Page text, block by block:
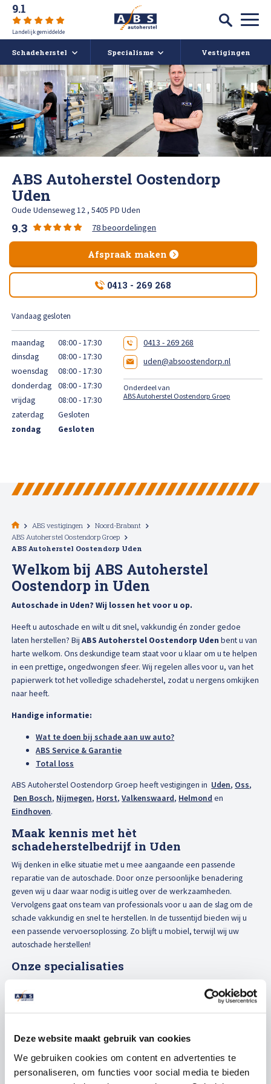
Deze website maakt gebruik van cookies
We gebruiken cookies om content en advertenties te
personaliseren, om functies voor social media te bieden
9.1
Landelijk gemiddelde
Schadeherstel Specialisme Vestigingen
Autoschade
Caravan- en camperreparatie
Ruitschade
Alle soorten Schadeherstel
Auto spuiten bij schade
Auto uitdeuken zonder spuiten
Autoruit reparatie
Bumper herstellen
Koplampen polijsten en afstellen
Krassen verwijderen
High Tech Schadeherstel
Lakschade herstellen
Spotrepair
Steenslag herstellen
Velgen herstellen
Afspraak maken
Over ABS
ABS Actueel
Vacatures
Deukendag
Bel ons op: 0900 - 6611111
ABS Autoherstel Oostendorp
Uden
Oude Udenseweg 12 , 5405 PD Uden
9.3 78 beoordelingen
Afspraak maken
0413 - 269 268
Vandaag gesloten
maandag
08:00 - 17:30
dinsdag
08:00 - 17:30
woensdag
08:00 - 17:30
donderdag
08:00 - 17:30
vrijdag
08:00 - 17:30
zaterdag
Gesloten
zondag
Gesloten
0413 - 269 268
uden@absoostendorp.nl
Onderdeel van
ABS Autoherstel Oostendorp Groep
ABS vestigingen
Noord-Brabant
ABS Autoherstel Oostendorp Groep
ABS Autoherstel Oostendorp Uden
Welkom bij ABS Autoherstel
Oostendorp in Uden
Autoschade in Uden? Wij lossen het voor u op.
Heeft u autoschade en wilt u dit snel, vakkundig én zonder gedoe
laten herstellen? BijABS Autoherstel Oostendorp Udenbent u van
harte welkom. Ons deskundige team staat voor u klaar om u te helpen
in een prettige, ongedwongen sfeer. Wij regelen alles voor u, van het
papierwerk tot het volledige schadeherstel, zodat u nergens omkijken
naar heeft.
Handige informatie:
Wat te doen bij schade aan uw auto?
ABS Service & Garantie
Total loss
ABS Autoherstel Oostendorp Groep heeft vestigingen in Uden, Oss,
Den Bosch, Nijmegen, Horst,Valkenswaard, Helmond en
Eindhoven.
Maak kennis met hèt
schadeherstelbedrijf in Uden
Wij denken in elke situatie met u mee aangaande een passende
reparatie van de autoschade. Door onze persoonlijke benadering
geven wij u daar waar nodig is uitleg over de werkzaamheden.
Vervolgens gaat ons team van professionals voor u aan de slag om de
schade vakkundig en snel te herstellen. In de tussentijd bieden wij u
een passende vervoersoplossing. Zo blijft u mobiel, terwijl wij uw
autoschade herstellen!
Onze specialisaties
innovatieve technieken om de schade nog efficiënter en sneller te
herstellen. Daarnaast repareren wij al jaren voor Toyota, maar
en vakkundigheid gerepareerd. Bij autoschadebedrijf ABS Autoherstel
Autoschade in Uden of omgeving? Maak vandaag nogeen